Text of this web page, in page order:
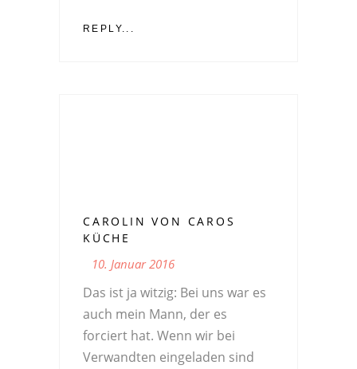
REPLY...
CAROLIN VON CAROS
KÜCHE
10. Januar 2016
Das ist ja witzig: Bei uns war es
auch mein Mann, der es
forciert hat. Wenn wir bei
Verwandten eingeladen sind